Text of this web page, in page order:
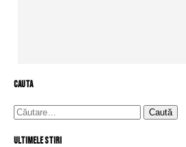
cauta
Caută
după:
Ultimele stiri